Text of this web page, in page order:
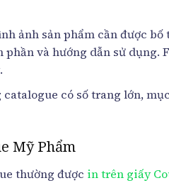
ảnh sản phẩm cần được
và hướng dẫn sử dụng.
có số trang lớn,
Mỹ Phẩm
thường được in trên giấy